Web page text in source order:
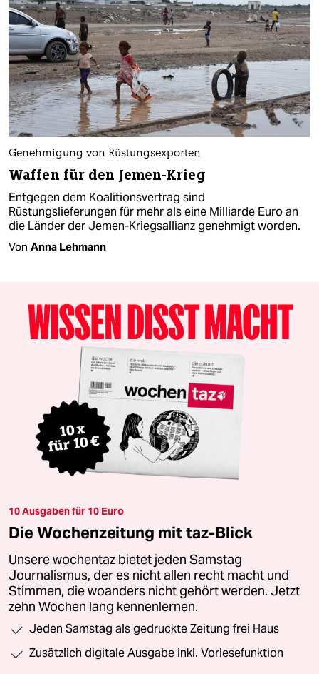
Genehmigung von Rüstungsexporten
Waffen für den Jemen-Krieg
Entgegen dem Koalitionsvertrag sind
Rüstungslieferungen für mehr als eine Milliarde Euro an
die Länder der Jemen-Kriegsallianz genehmigt worden.
Von Anna Lehmann
10 Ausgaben für 10 Euro
Die Wochenzeitung mit taz-Blick
Unsere wochentaz bietet jeden Samstag
Journalismus, der es nicht allen recht macht und
Stimmen, die woanders nicht gehört werden. Jetzt
zehn Wochen lang kennenlernen.
Jeden Samstag als gedruckte Zeitung frei Haus
Zusätzlich digitale Ausgabe inkl. Vorlesefunktion